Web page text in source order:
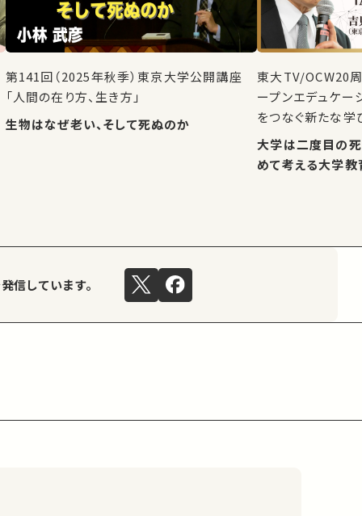
第141回（2025年秋季）東京大学公開講座
「人間の在り方、生き方」
生物はなぜ老い、そして死ぬのか
東大TV/OCW20
ープンエデュケー
をつなぐ新たな学
大学は二度目の
めて考える大学
信しています。